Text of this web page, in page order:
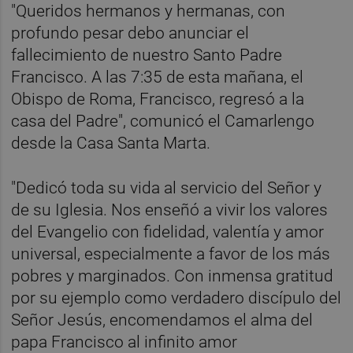
"Queridos hermanos y hermanas, con
profundo pesar debo anunciar el
fallecimiento de nuestro Santo Padre
Francisco. A las 7:35 de esta mañana, el
Obispo de Roma, Francisco, regresó a la
casa del Padre", comunicó el Camarlengo
desde la Casa Santa Marta.
"Dedicó toda su vida al servicio del Señor y
de su Iglesia. Nos enseñó a vivir los valores
del Evangelio con fidelidad, valentía y amor
universal, especialmente a favor de los más
pobres y marginados. Con inmensa gratitud
por su ejemplo como verdadero discípulo del
Señor Jesús, encomendamos el alma del
papa Francisco al infinito amor